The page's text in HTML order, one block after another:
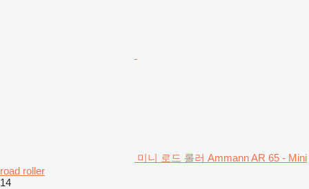
미니 로드 롤러 Ammann AR 65 - Mini
road roller
14